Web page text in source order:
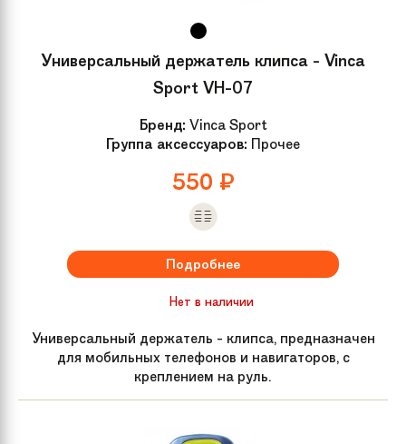
Универсальный держатель клипса - Vinca
Sport VH-07
Бренд: Vinca Sport
Группа аксессуаров: Прочее
550 ₽
Подробнее
Нет в наличии
Универсальный держатель - клипса, предназначен
для мобильных телефонов и навигаторов, с
креплением на руль.